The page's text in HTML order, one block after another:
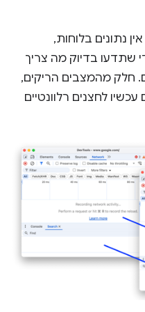
נתונים בלוחות,
שתדעו בדיוק מה צריך
חלק מהמצבים הריקים,
עכשיו לחצנים רלוונטיים